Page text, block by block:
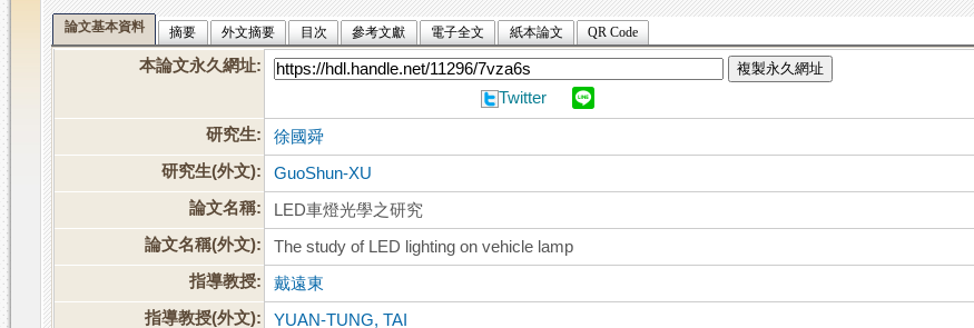
論文基本資料 摘要 外文摘要 目次 參考文獻 電子全文 紙本論文 QR Code
本論文永久網址: 複製永久網址
Twitter
研究生:
徐國舜
研究生(外文):
GuoShun-XU
論文名稱:
LED車燈光學之研究
論文名稱(外文):
The study of LED lighting on vehicle lamp
指導教授:
戴遠東
指導教授(外文):
YUAN-TUNG, TAI